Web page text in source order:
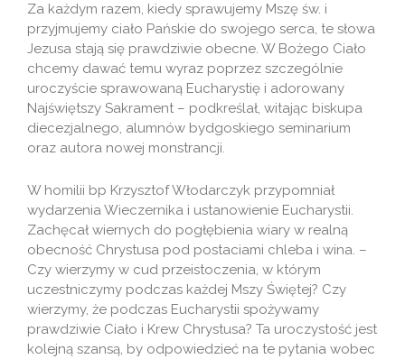
Za każdym razem, kiedy sprawujemy Mszę św. i
przyjmujemy ciało Pańskie do swojego serca, te słowa
Jezusa stają się prawdziwie obecne. W Bożego Ciało
chcemy dawać temu wyraz poprzez szczególnie
uroczyście sprawowaną Eucharystię i adorowany
Najświętszy Sakrament – podkreślał, witając biskupa
diecezjalnego, alumnów bydgoskiego seminarium
oraz autora nowej monstrancji.
W homilii bp Krzysztof Włodarczyk przypomniał
wydarzenia Wieczernika i ustanowienie Eucharystii.
Zachęcał wiernych do pogłębienia wiary w realną
obecność Chrystusa pod postaciami chleba i wina. –
Czy wierzymy w cud przeistoczenia, w którym
uczestniczymy podczas każdej Mszy Świętej? Czy
wierzymy, że podczas Eucharystii spożywamy
prawdziwie Ciało i Krew Chrystusa? Ta uroczystość jest
kolejną szansą, by odpowiedzieć na te pytania wobec